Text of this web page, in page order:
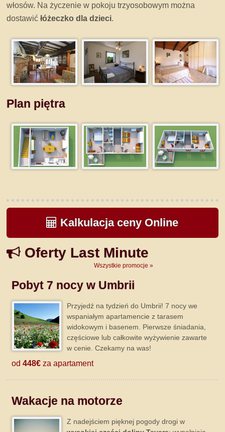
włosów. Na życzenie w pokoju trzyosobowym można
dostawićłóżeczko dla dzieci.
Plan piętra
Kalkulacja ceny Online
Oferty Last Minute
Wszystkie promocje »
Pobyt 7 nocy w Umbrii
Przyjedź na tydzień do Umbrii! 7 nocy we
wspaniałym apartamencie z tarasem
widokowym i basenem. Pierwsze śniadania,
częściowe lub całkowite wyżywienie zawarte
w cenie. Czekamy na was!
od448€ za apartament
Wakacje na motorze
Z nadejściem pięknej pogody drogi w